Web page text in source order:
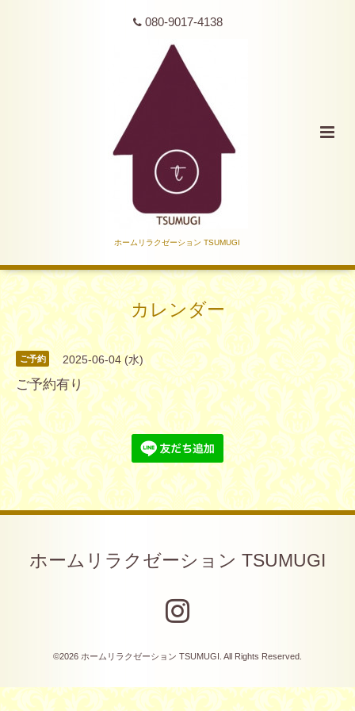
080-9017-4138
ホームリラクゼーション TSUMUGI
カレンダー
ご予約 2025-06-04 (水)
ご予約有り
ホームリラクゼーション TSUMUGI
©2026 ホームリラクゼーション TSUMUGI . All Rights Reserved.